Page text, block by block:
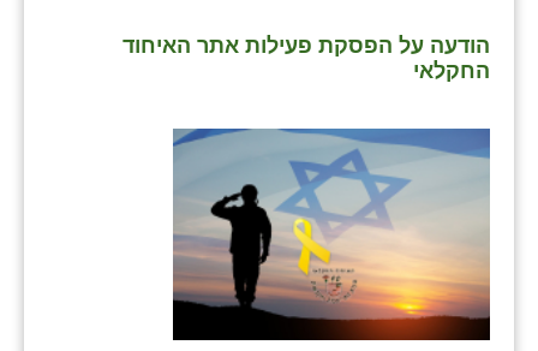
הודעה על הפסקת פעילות אתר האיחוד
החקלאי